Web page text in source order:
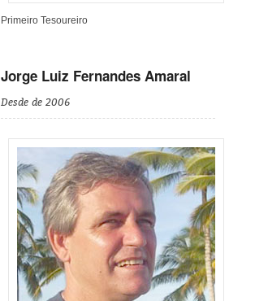
Primeiro Tesoureiro
Jorge Luiz Fernandes Amaral
Desde de 2006